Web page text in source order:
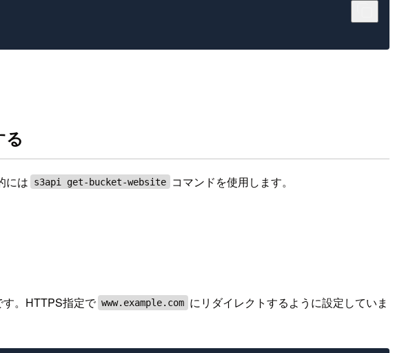
る
には s3api get-bucket-website コマンドを使用します。
。HTTPS指定で www.example.com にリダイレクトするように設定していま